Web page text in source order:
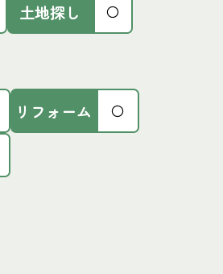
土地探し 〇
リフォーム 〇